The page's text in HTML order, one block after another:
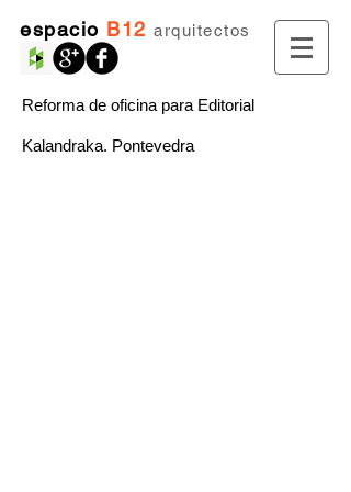
espacio B12 arquitectos
Reforma de oficina para Editorial
Kalandraka. Pontevedra